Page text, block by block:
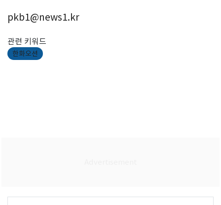
pkb1@news1.kr
관련 키워드
한화오션